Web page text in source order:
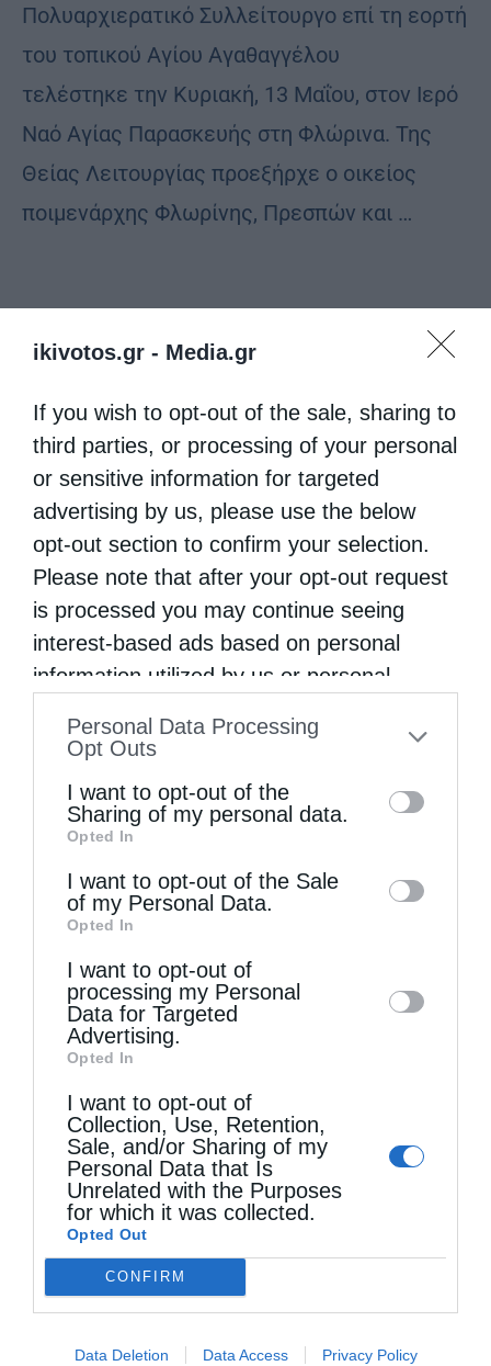
ikivotos.gr - Media.gr
If you wish to opt-out of the sale, sharing to
third parties, or processing of your personal
or sensitive information for targeted
advertising by us, please use the below
opt-out section to confirm your selection.
Please note that after your opt-out request
is processed you may continue seeing
interest-based ads based on personal
information utilized by us or personal
to your opt-out. You may separately opt-out
information by third parties on the IAB’s list
of downstream participants. This
information may also be disclosed by us to
third parties on theIAB’s List of
Downstream Participants
disclose it to other third parties.
Personal Data Processing
Opt Outs
I want to opt-out of the
Sharing of my personal data.
Opted In
I want to opt-out of the Sale
of my Personal Data.
Opted In
I want to opt-out of
processing my Personal
Data for Targeted
Advertising.
Opted In
I want to opt-out of
Collection, Use, Retention,
Sale, and/or Sharing of my
Personal Data that Is
Unrelated with the Purposes
for which it was collected.
Opted Out
CONFIRM
Data Deletion Data Access Privacy Policy
Πολυαρχιερατικό Συλλείτουργο επί τη εορτή
του τοπικού Αγίου Αγαθαγγέλου
τελέστηκε την Κυριακή, 13 Μαΐου, στον Ιερό
Ναό Αγίας Παρασκευής στη Φλώρινα. Της
Θείας Λειτουργίας προεξήρχε ο οικείος
ποιμενάρχης Φλωρίνης, Πρεσπών και …
Κακό και εκδίκηση
Χειροτονία Διακόνου από τον Αρχιεπίσκοπο
Αυστραλίας στην Ιερά Επισκοπή Χώρας
Δημητριάδος Ιγνάτιος: «Ο Χριστός μάς έδειξε το
μέλλον μας» – Με λαμπρότητα εορτάστηκε στον
Βόλο η Μεταμόρφωση